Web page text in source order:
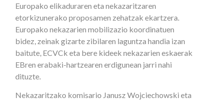
Europako elikaduraren eta nekazaritzaren
etorkizunerako proposamen zehatzak ekartzera.
Europako nekazarien mobilizazio koordinatuen
bidez, zeinak gizarte zibilaren laguntza handia izan
baitute, ECVCk eta bere kideek nekazarien eskaerak
EBren erabaki-hartzearen erdigunean jarri nahi
dituzte.
Nekazaritzako komisario Janusz Wojciechowski eta